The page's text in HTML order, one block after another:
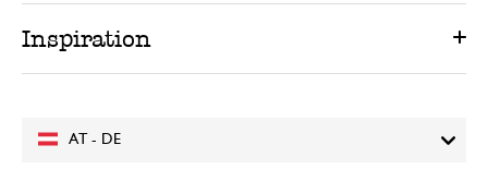
AT - DE
Inspiration